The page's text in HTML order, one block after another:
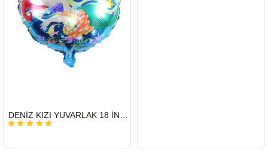
HIZLI
GÖNDERİ
DENİZ KIZI YUVARLAK 18 İNC FOLYO BALON